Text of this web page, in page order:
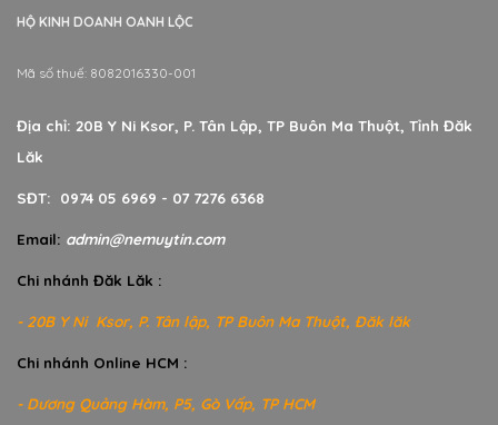
HỘ KINH DOANH OANH LỘC
Mã số thuế: 8082016330-001
Địa chỉ: 20B Y Ni Ksor, P. Tân Lập, TP Buôn Ma Thuột, Tỉnh Đăk
Lăk
SĐT: 0974 05 6969 - 07 7276 6368
Email: admin@nemuytin.com
Chi nhánh Đăk Lăk :
- 20B Y Ni Ksor, P. Tân lập, TP Buôn Ma Thuột, Đăk lăk
Chi nhánh Online HCM :
- Dương Quảng Hàm, P5, Gò Vấp, TP HCM